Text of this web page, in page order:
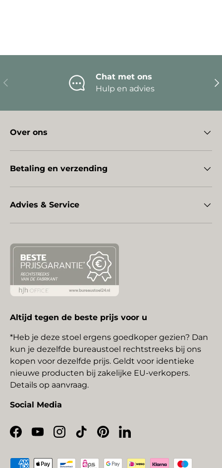
Vorige
Chat met ons
Hulp en advies
Over ons
Betaling en verzending
Advies & Service
Altijd tegen de beste prijs voor u
*Heb je deze stoel ergens goedkoper gezien? Dan
kun je dezelfde bureaustoel rechtstreeks bij ons
kopen voor dezelfde prijs. Geldt voor identieke
nieuwe producten bij zakelijke EU-verkopers.
Details op aanvraag.
Social Media
Facebook
YouTubeInstagram
TikTokPinterestLinkedIn
Geaccepteerde betaalmethoden